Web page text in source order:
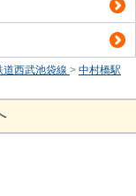
道西武池袋線 > 中村橋駅